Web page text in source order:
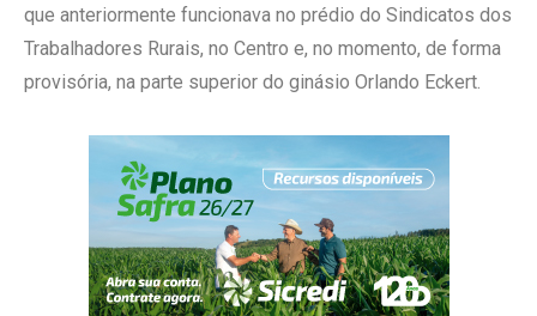
que anteriormente funcionava no prédio do Sindicatos dos
Trabalhadores Rurais, no Centro e, no momento, de forma
provisória, na parte superior do ginásio Orlando Eckert.